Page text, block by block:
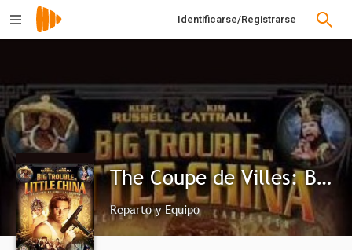
Identificarse/Registrarse
The Coupe de Villes: Big Trouble in Little China
Reparto y Equipo